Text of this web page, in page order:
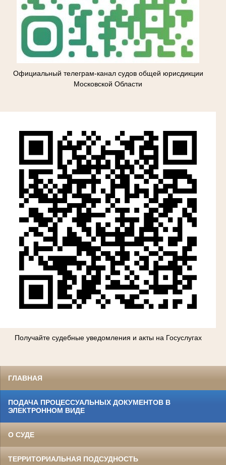
Официальный телеграм-канал судов общей юрисдикции
Московской Области
Получайте судебные уведомления и акты на Госуслугах
ГЛАВНАЯ
ПОДАЧА ПРОЦЕССУАЛЬНЫХ ДОКУМЕНТОВ В
ЭЛЕКТРОННОМ ВИДЕ
О СУДЕ
ТЕРРИТОРИАЛЬНАЯ ПОДСУДНОСТЬ